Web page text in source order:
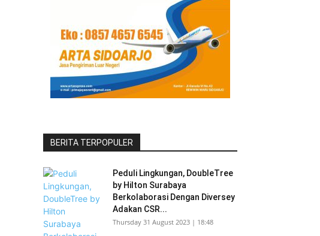
BERITA TERPOPULER
Peduli Lingkungan, DoubleTree
by Hilton Surabaya
Berkolaborasi Dengan Diversey
Adakan CSR...
Thursday 31 August 2023 | 18:48